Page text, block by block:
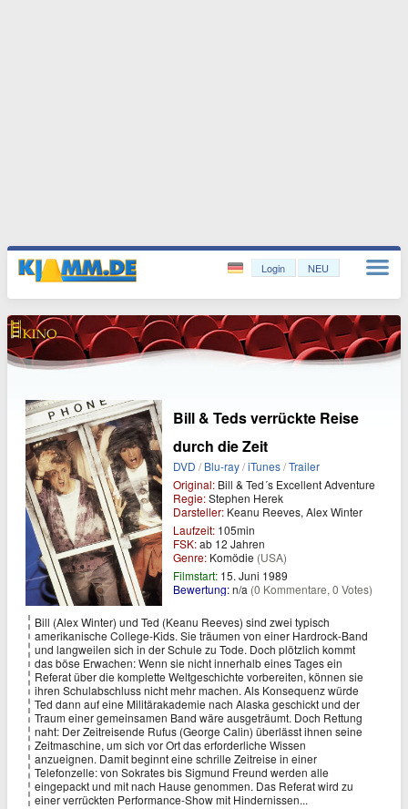
Login NEU
Bill & Teds verrückte Reise
durch die Zeit
DVD /Blu-ray/iTunes/Trailer
Original: Bill & Ted´s Excellent Adventure
Regie:Stephen Herek
Darsteller: Keanu Reeves, Alex Winter
Laufzeit: 105min
FSK:ab 12 Jahren
Genre: Komödie (USA)
Filmstart: 15. Juni 1989
Bewertung:n/a (0 Kommentare, 0 Votes)
Bill (Alex Winter) und Ted (Keanu Reeves) sind zwei typisch
amerikanische College-Kids. Sie träumen von einer Hardrock-Band
und langweilen sich in der Schule zu Tode. Doch plötzlich kommt
das böse Erwachen: Wenn sie nicht innerhalb eines Tages ein
Referat über die komplette Weltgeschichte vorbereiten, können sie
ihren Schulabschluss nicht mehr machen. Als Konsequenz würde
Ted dann auf eine Militärakademie nach Alaska geschickt und der
Traum einer gemeinsamen Band wäre ausgeträumt. Doch Rettung
naht: Der Zeitreisende Rufus (George Calin) überlässt ihnen seine
Zeitmaschine, um sich vor Ort das erforderliche Wissen
anzueignen. Damit beginnt eine schrille Zeitreise in einer
Telefonzelle: von Sokrates bis Sigmund Freund werden alle
eingepackt und mit nach Hause genommen. Das Referat wird zu
einer verrückten Performance-Show mit Hindernissen...